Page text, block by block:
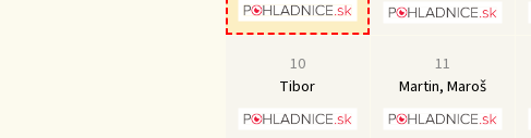
10
Tibor
11
Martin, Maroš